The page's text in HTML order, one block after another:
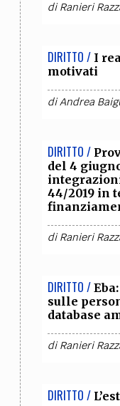
diRanieri
DIRITTO / I
motivati
diAndrea
DIRITTO /
del 4
44/2019 in
diRanieri
DIRITTO /
sulle
database
diRanieri
DIRITTO /